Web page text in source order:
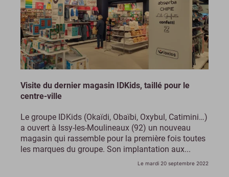
Visite du dernier magasin IDKids, taillé pour le
centre-ville
Le groupe IDKids (Okaïdi, Obaïbi, Oxybul, Catimini…)
a ouvert à Issy-les-Moulineaux (92) un nouveau
magasin qui rassemble pour la première fois toutes
les marques du groupe. Son implantation aux...
Le mardi 20 septembre 2022